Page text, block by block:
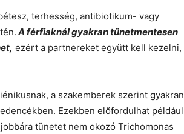
terhesség, antibiotikum- vagy
A férfiaknál gyakran tünetmentesen
ezért a partnereket együtt kell kezelni,
a szakemberek szerint gyakran
Ezekben előfordulhat például
tünetet nem okozó Trichomonas